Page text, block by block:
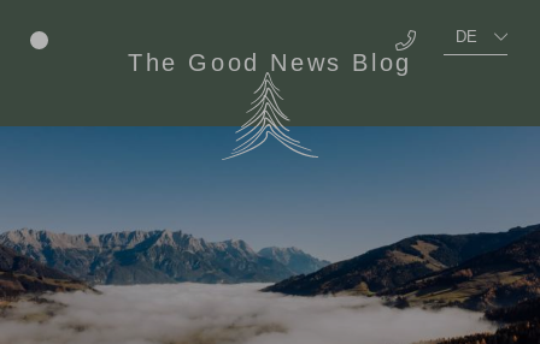
DE
Ausbildung
Auszeichnungen
TEAM Campus
The Good News Blog